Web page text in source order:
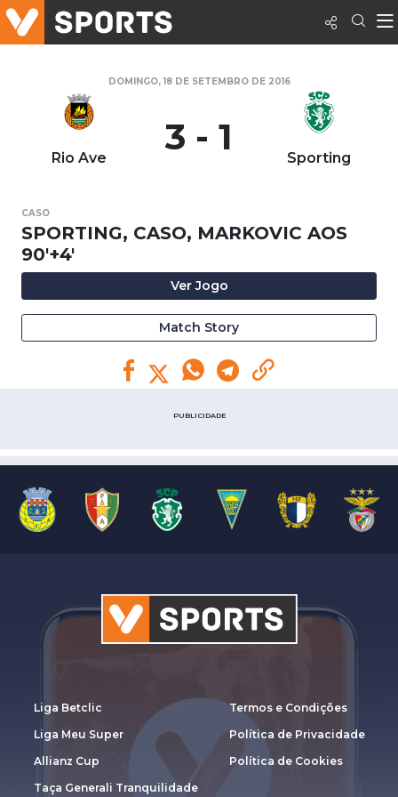
DOMINGO, 18 DE SETEMBRO DE 2016
Rio Ave 3 - 1 Sporting
CASO
SPORTING, CASO, MARKOVIC AOS
90'+4'
Ver Jogo
Match Story
PUBLICIDADE
Liga Betclic
Liga Meu Super
Allianz Cup
Taça Generali Tranquilidade
Termos e Condições
Política de Privacidade
Política de Cookies